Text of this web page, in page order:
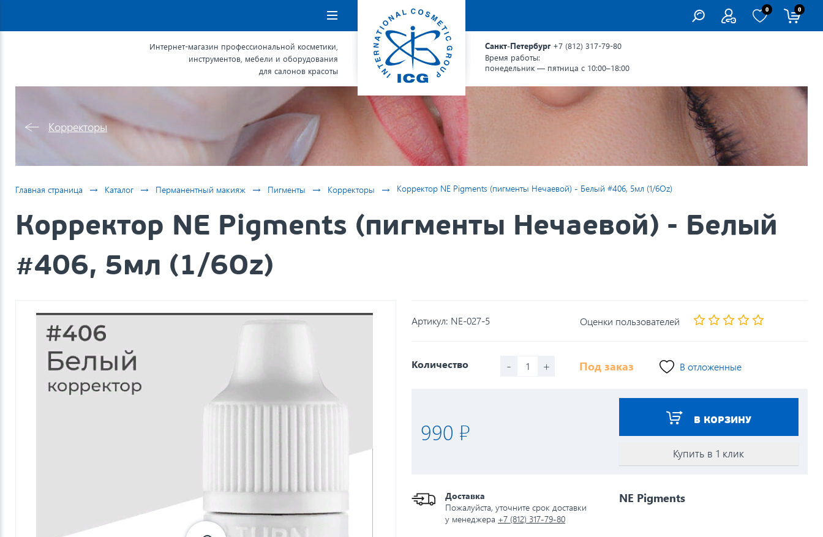
Навигация
0 0
Интернет-магазин профессиональной косметики,
инструментов, мебели и оборудования
для салонов красоты
Санкт-Петербург +7 (812) 317-79-80
Время работы:
понедельник — пятница с 10:00–18:00
Корректоры
Главная страница → Каталог → Перманентный макияж → Пигменты → Корректоры → Корректор NE Pigments (пигменты Нечаевой) - Белый #406, 5мл (1/6Oz)
Корректор NE Pigments (пигменты Нечаевой) - Белый
#406, 5мл (1/6Oz)
Артикул: NE-027-5 Оценки пользователей
Количество - + Под заказ В отложенные
990 ₽ В КОРЗИНУ
Купить в 1 клик
Доставка
Пожалуйста, уточните срок доставки
у менеджера +7 (812) 317-79-80
NE Pigments